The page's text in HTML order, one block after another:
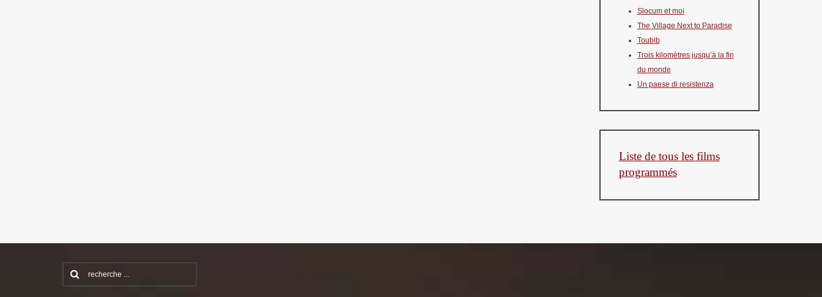
Slocum et moi
The Village Next to Paradise
Toubib
Trois kilomètres jusqu’à la fin
du monde
Un paese di resistenza
Liste de tous les films
programmés